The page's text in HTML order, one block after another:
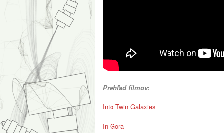
Prehľad filmov:
Into Twin Galaxies
In Gora